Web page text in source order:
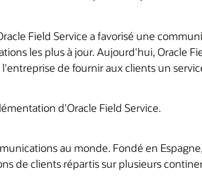
Field Service a favorisé une
les plus à jour. Aujourd'hui, Oracle
l'entreprise de fournir aux clients un
d'Oracle Field Service.
au monde. Fondé en
de clients répartis sur plusieurs